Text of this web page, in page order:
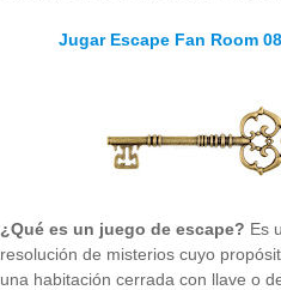
Jugar Escape Fan Room
¿Qué es un juego de escape? Es
resolución de misterios cuyo
una habitación cerrada con llave o